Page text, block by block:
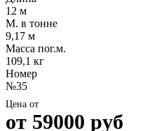
12 м
М. в тонне
9,17 м
Масса пог.м.
109,1 кг
Номер
№35
Цена от
от 59000 руб